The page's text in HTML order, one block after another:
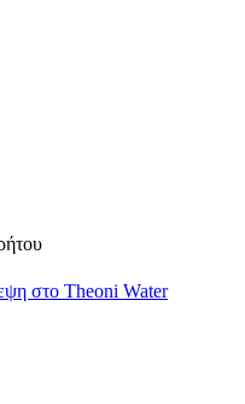
στο Theoni Water